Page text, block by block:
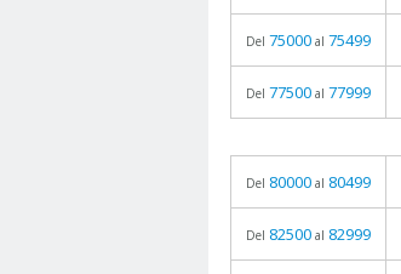
Del 75000 al 75499
Del 77500 al 77999
Del 80000 al 80499
Del 82500 al 82999